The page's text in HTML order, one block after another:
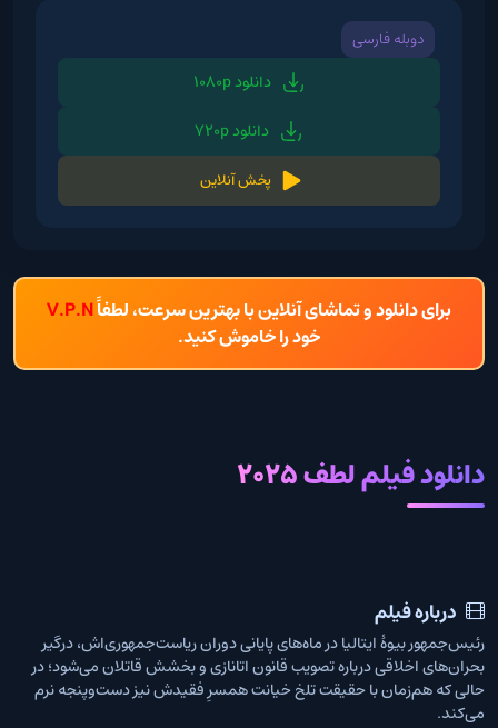
دوبله فارسی
دانلود 1080p
دانلود 720p
پخش آنلاین
برای دانلود و تماشای آنلاین با بهترین سرعت، لطفاًV.P.N
خود را خاموش کنید.
دانلود فیلم لطف 2025
درباره فیلم
رئیس‌جمهور بیوهٔ ایتالیا در ماه‌های پایانی دوران ریاست‌جمهوری‌اش، درگیر
بحران‌های اخلاقی درباره تصویب قانون اتانازی و بخشش قاتلان می‌شود؛ در
حالی که هم‌زمان با حقیقت تلخ خیانت همسرِ فقیدش نیز دست‌وپنجه نرم
می‌کند.